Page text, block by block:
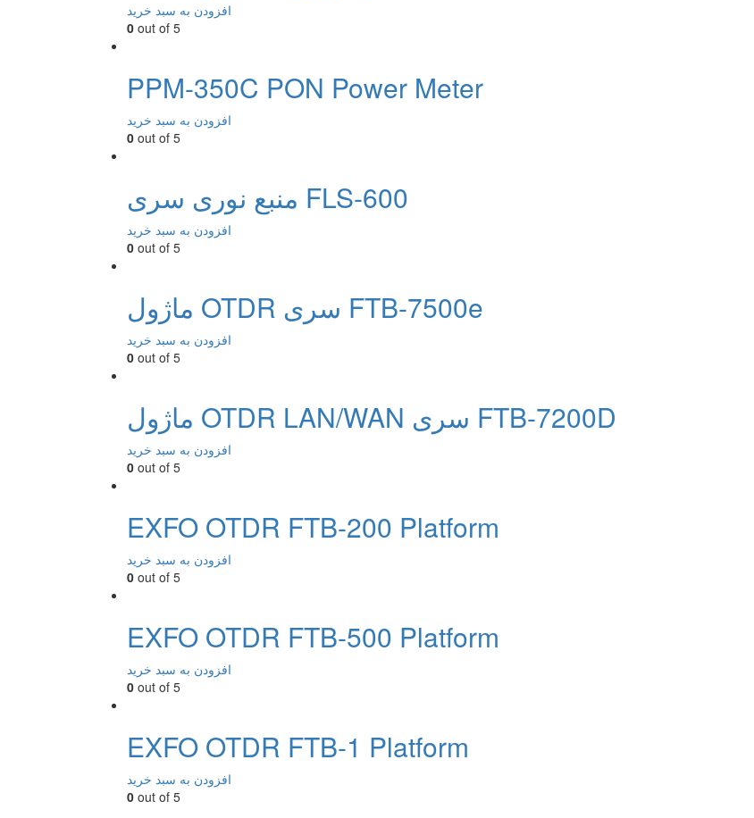
افزودن به سبد خرید
0 out of 5
PPM-350C PON Power Meter
افزودن به سبد خرید
0 out of 5
منبع نوری سری FLS-600
افزودن به سبد خرید
0 out of 5
ماژول OTDR سری FTB-7500e
افزودن به سبد خرید
0 out of 5
ماژول OTDR LAN/WAN سری FTB-7200D
افزودن به سبد خرید
0 out of 5
EXFO OTDR FTB-200 Platform
افزودن به سبد خرید
0 out of 5
EXFO OTDR FTB-500 Platform
افزودن به سبد خرید
0 out of 5
EXFO OTDR FTB-1 Platform
افزودن به سبد خرید
0 out of 5